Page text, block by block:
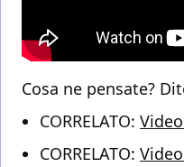
Cosa ne pensate?
CORRELATO:
CORRELATO: